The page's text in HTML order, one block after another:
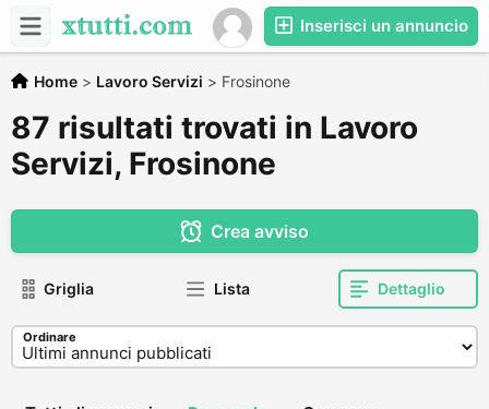
Inserisci un annuncio
Home > Lavoro Servizi > Frosinone
87 risultati trovati in Lavoro
Servizi, Frosinone
Crea avviso
Griglia Lista Dettaglio
Ordinare